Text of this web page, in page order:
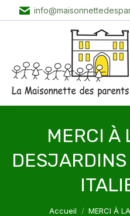
MERCI À
Vous êtes ici :
Accueil MERCI À